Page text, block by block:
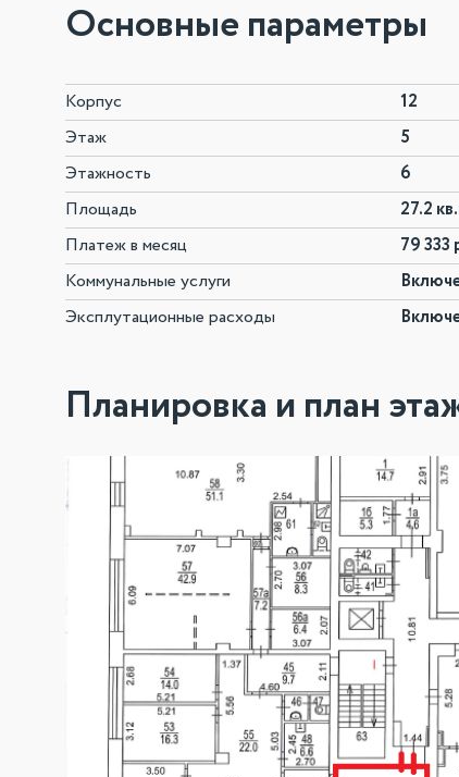
Основные параметры
Корпус
12
Этаж
5
Этажность
6
Площадь
27.2
Платеж в месяц
79
Коммунальные услуги
Эксплутационные расходы
Планировка и план